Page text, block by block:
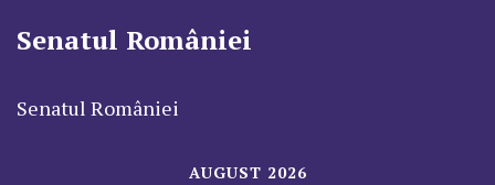
Senatul României
Senatul României
AUGUST 2026